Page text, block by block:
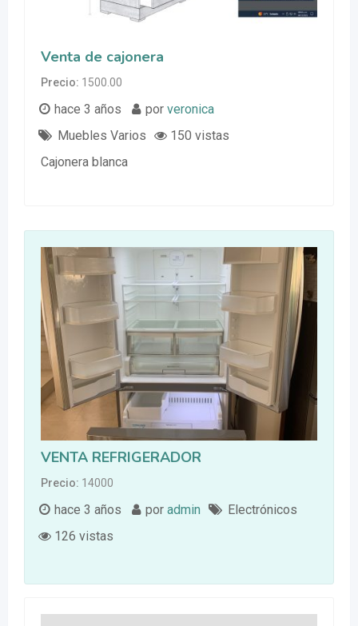
Venta de cajonera
Precio 1500.00
hace 3 años por veronica
Muebles Varios
150 vistas
Cajonera blanca
VENTA REFRIGERADOR
Precio 14000
hace 3 años por admin
Electrónicos
126 vistas